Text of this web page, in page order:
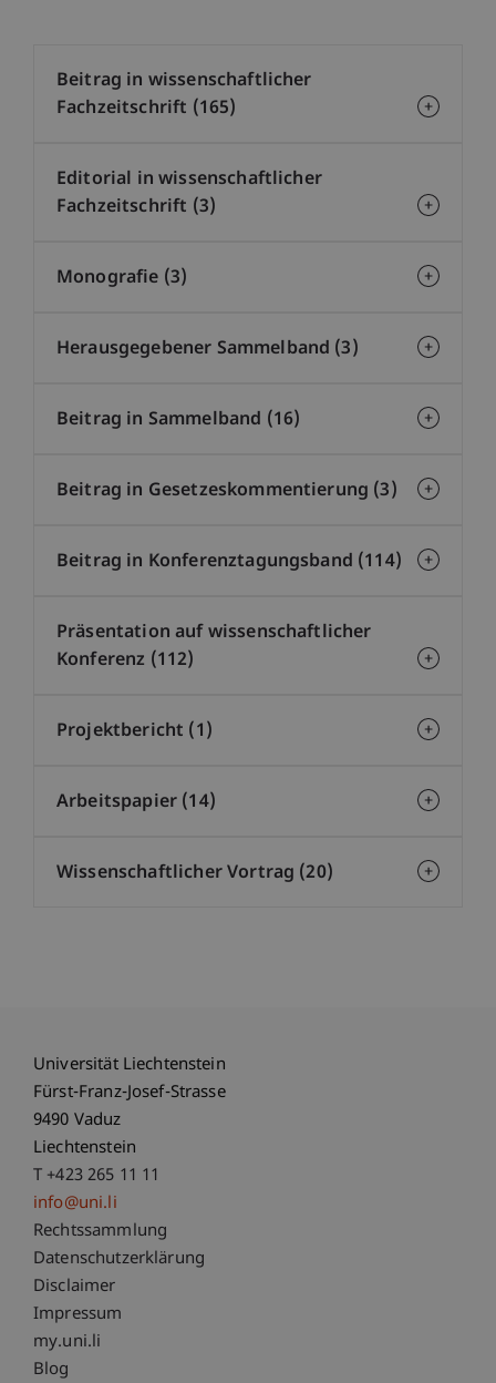
Beitrag in wissenschaftlicher
Fachzeitschrift (165)
Editorial in wissenschaftlicher
Fachzeitschrift (3)
Monografie (3)
Herausgegebener Sammelband (3)
Beitrag in Sammelband (16)
Beitrag in Gesetzeskommentierung (3)
Beitrag in Konferenztagungsband (114)
Präsentation auf wissenschaftlicher
Konferenz (112)
Projektbericht (1)
Arbeitspapier (14)
Wissenschaftlicher Vortrag (20)
Universität Liechtenstein
Fürst-Franz-Josef-Strasse
9490 Vaduz
Liechtenstein
T +423 265 11 11
info@uni.li
Fußzeile Rechtliche Hinweise
Rechtssammlung
Datenschutzerklärung
Disclaimer
Impressum
Fußzeile Subdomain-Verzeichnis
my.uni.li
Blog